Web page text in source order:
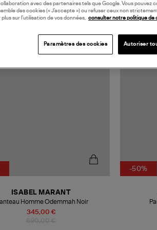
345,00 €
ISABEL MARANT
Homme Odemmah Noir
-50%
avec des partenaires tels que Google. Vous pouvez
des cookies (« J’accepte ») ou refuser ceux non
plus sur l’utilisation de vos données,
consulter notre politique de
Paramètres des cookies Autoriser